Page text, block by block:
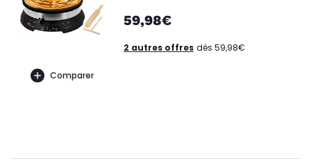
Comparer
59,98€
2 autres offres dès 59,98€